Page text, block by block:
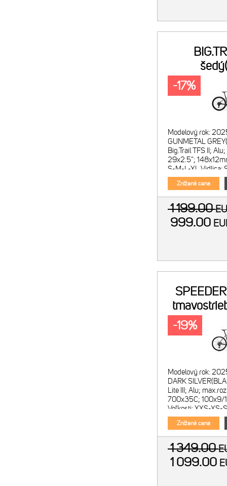
Modelový rok:
GUNMETAL
Big.Trail TFS II;
29x2.5";
S-M-L-XL Vidlica:
vzduchová; zdvih
Znížená cena
-17%
1 199.00
999.00
Modelový rok:
DARK
Lite III; Alu;
700x35C; 100x9/
Veľkosti: XXS-XS-
Merida Speeder
Znížená cena
-19%
1 349.00
1 099.00